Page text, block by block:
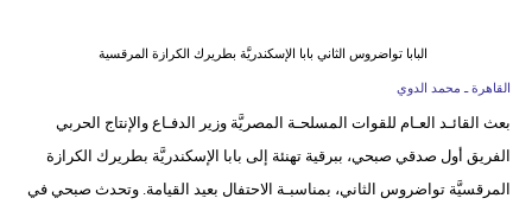
علوم
وتكنولوجيا
البابا تواضروس الثاني بابا الإسكندريَّة بطريرك الكرازة المرقسية
القاهرة ـ محمد الدوي
بعث القائـد العـام للقوات المسلحـة المصريَّة وزير الدفـاع والإنتاج الحربي
الفريق أول صدقي صبحي، ببرقية تهنئة إلى بابا الإسكندريَّة بطريرك الكرازة
المرقسيَّة تواضروس الثاني، بمناسبـة الاحتفال بعيد القيامة. وتحدث صبحي في